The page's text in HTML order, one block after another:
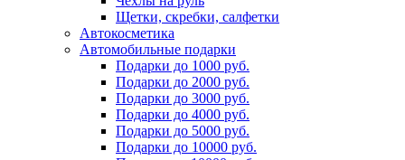
Щетки, скребки, салфетки
Автокосметика
Автомобильные подарки
Подарки до 1000 руб.
Подарки до 2000 руб.
Подарки до 3000 руб.
Подарки до 4000 руб.
Подарки до 5000 руб.
Подарки до 10000 руб.